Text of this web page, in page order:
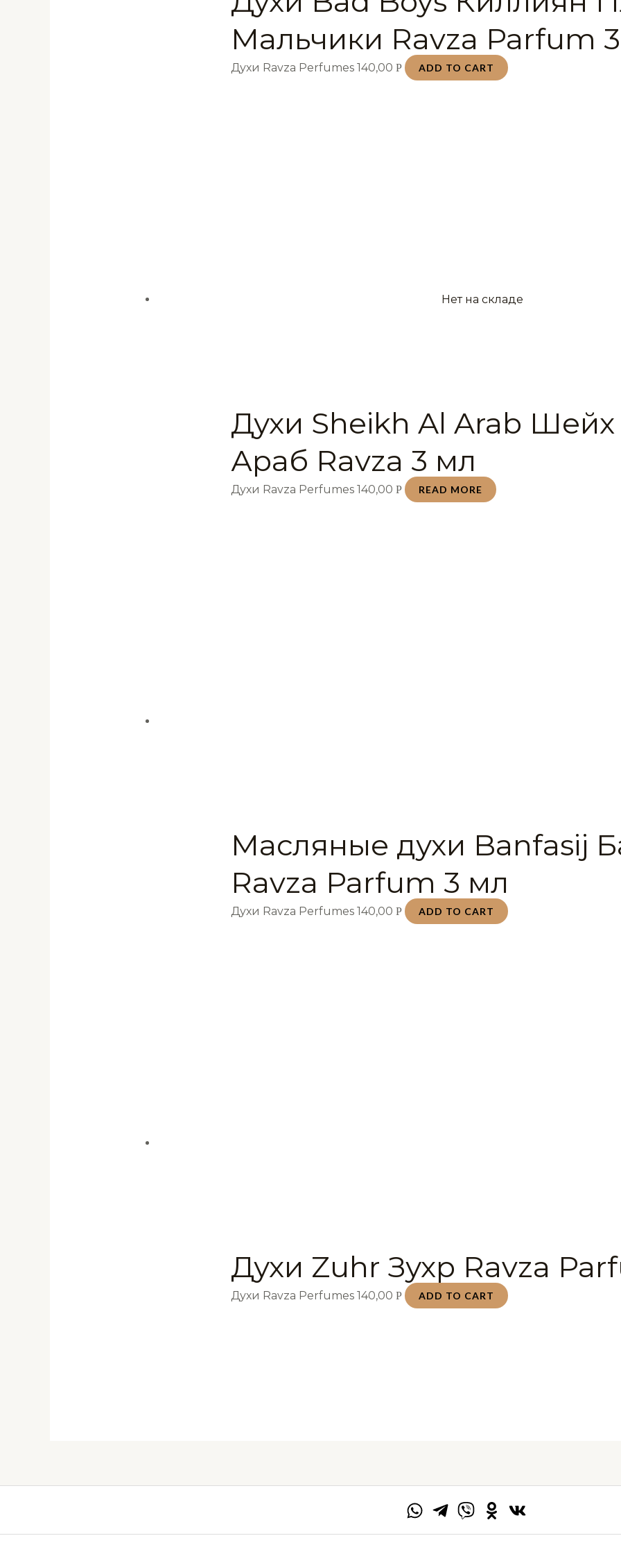
Мальчики Ravza Parfum
Духи Ravza Perfumes140,00Р ADD TO CART
Нет на складе
Духи Sheikh Al Arab
Араб Ravza 3 мл
Духи Ravza Perfumes140,00Р READ MORE
Масляные духи Banfasij
Ravza Parfum 3 мл
Духи Ravza Perfumes140,00Р ADD TO CART
Духи Zuhr Зухр Ravza
Духи Ravza Perfumes140,00Р ADD TO CART